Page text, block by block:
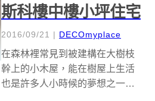
斯科樓中樓小坪住宅
2016/09/21 | DECOmyplace
在森林裡常見到被建構在大樹枝
幹上的小木屋，能在樹屋上生活
也是許多人小時候的夢想之一，